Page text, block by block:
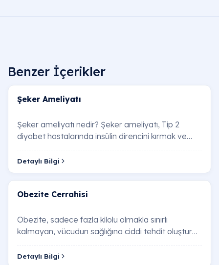
Benzer İçerikler
Şeker Ameliyatı
Şeker ameliyatı nedir? Şeker ameliyatı, Tip 2
diyabet hastalarında insülin direncini kırmak ve
pankreasın insülin üretim kapasitesini optimi…
Detaylı Bilgi
Obezite Cerrahisi
Obezite, sadece fazla kilolu olmakla sınırlı
kalmayan, vücudun sağlığına ciddi tehdit oluşturan
bir hastalıktır. Artan kilo, kalp hastalıkla…
Detaylı Bilgi